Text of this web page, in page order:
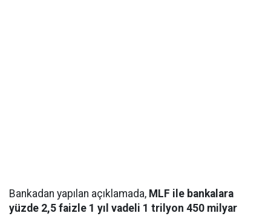
Bankadan yapılan açıklamada, MLF ile bankalara
yüzde 2,5 faizle 1 yıl vadeli 1 trilyon 450 milyar